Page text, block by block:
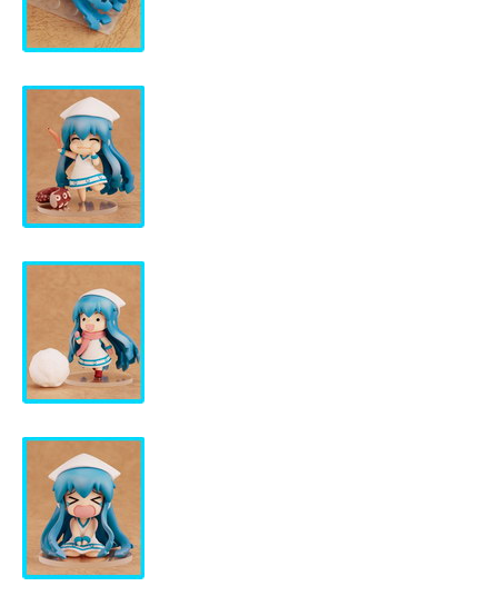
IT製品の技術・比較・事例
モノづくり技術者専門サイト
エレクトロニクス専門サイト
電子設計の基本と応用
建設×テクノロジーの最前線
ちょっと気になるネットの話題